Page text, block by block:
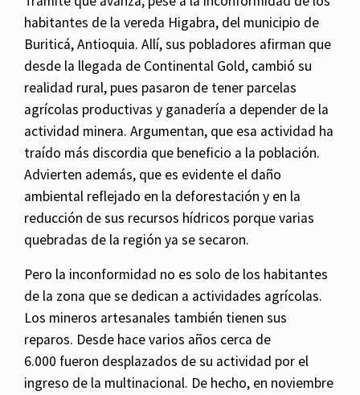
habitantes de la vereda Higabra, del municipio de
Buriticá, Antioquia. Allí, sus pobladores afirman que
desde la llegada de Continental Gold, cambió su
realidad rural, pues pasaron de tener parcelas
agrícolas productivas y ganadería a depender de la
actividad minera. Argumentan, que esa actividad ha
traído más discordia que beneficio a la población.
Advierten además, que es evidente el daño
ambiental reflejado en la deforestación y en la
reducción de sus recursos hídricos porque varias
quebradas de la región ya se secaron.
Pero la inconformidad no es solo de los habitantes
de la zona que se dedican a actividades agrícolas.
Los mineros artesanales también tienen sus
reparos. Desde hace varios años cerca de
6.000 fueron desplazados de su actividad por el
ingreso de la multinacional. De hecho, en noviembre